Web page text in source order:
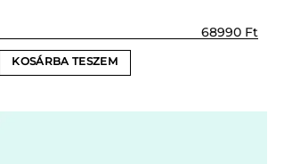
68990 Ft
KOSÁRBA TESZEM